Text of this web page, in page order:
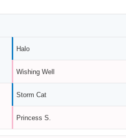
Halo
Wishing Well
Storm Cat
Princess S.